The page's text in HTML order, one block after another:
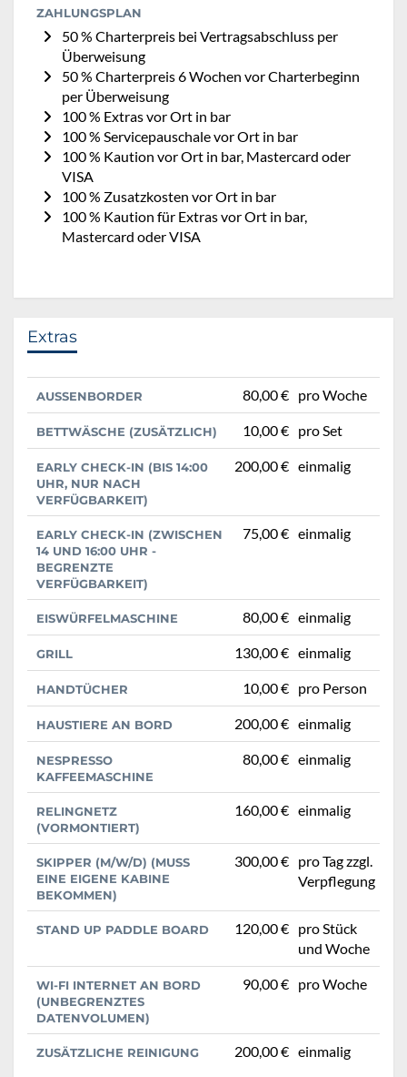
ZAHLUNGSPLAN
50 % Charterpreis bei Vertragsabschluss per
Überweisung
50 % Charterpreis 6 Wochen vor Charterbeginn
per Überweisung
100 % Extras vor Ort in bar
100 % Servicepauschale vor Ort in bar
100 % Kaution vor Ort in bar, Mastercard oder
VISA
100 % Zusatzkosten vor Ort in bar
100 % Kaution für Extras vor Ort in bar,
Mastercard oder VISA
Extras
AUSSENBORDER 80,00 € pro Woche
BETTWÄSCHE (ZUSÄTZLICH) 10,00 € pro Set
EARLY CHECK-IN (BIS 14:00
UHR, NUR NACH
VERFÜGBARKEIT)
200,00 € einmalig
EARLY CHECK-IN (ZWISCHEN
14 UND 16:00 UHR -
BEGRENZTE
VERFÜGBARKEIT)
75,00 € einmalig
EISWÜRFELMASCHINE 80,00 € einmalig
GRILL 130,00 € einmalig
HANDTÜCHER 10,00 € pro Person
HAUSTIERE AN BORD 200,00 € einmalig
NESPRESSO
KAFFEEMASCHINE
80,00 € einmalig
RELINGNETZ
(VORMONTIERT)
160,00 € einmalig
SKIPPER (M/W/D) (MUSS
EINE EIGENE KABINE
BEKOMMEN)
300,00 € pro Tag zzgl.
Verpflegung
STAND UP PADDLE BOARD 120,00 € pro Stück
und Woche
WI-FI INTERNET AN BORD
(UNBEGRENZTES
DATENVOLUMEN)
90,00 € pro Woche
ZUSÄTZLICHE REINIGUNG 200,00 € einmalig